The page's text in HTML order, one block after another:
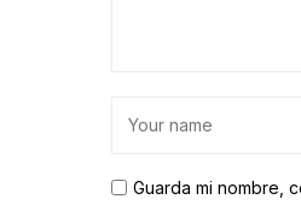
Guarda mi nombre,